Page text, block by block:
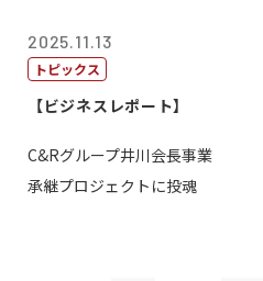
2025.11.13
トピックス
【ビジネスレポート】
C&Rグループ井川会長事業
承継プロジェクトに投魂